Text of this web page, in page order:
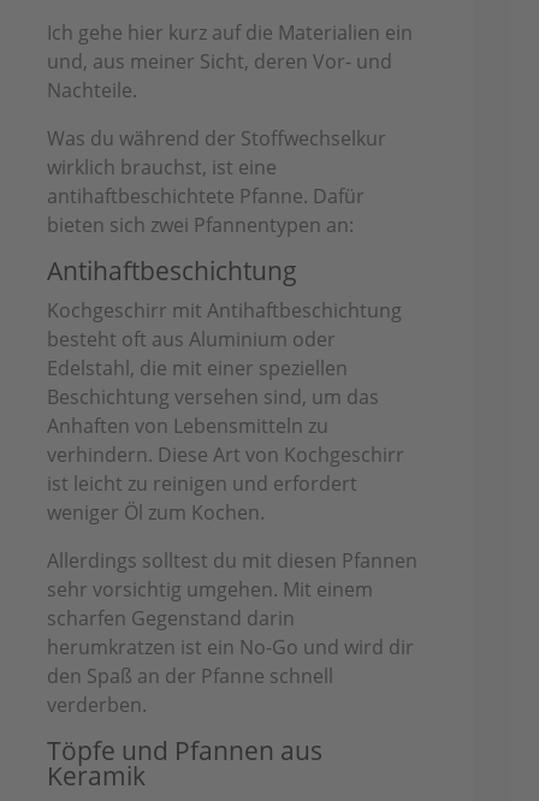
Ich gehe hier kurz auf die Materialien ein
und, aus meiner Sicht, deren Vor- und
Nachteile.
Was du während der Stoffwechselkur
wirklich brauchst, ist eine
antihaftbeschichtete Pfanne. Dafür
bieten sich zwei Pfannentypen an:
Antihaftbeschichtung
Kochgeschirr mit Antihaftbeschichtung
besteht oft aus Aluminium oder
Edelstahl, die mit einer speziellen
Beschichtung versehen sind, um das
Anhaften von Lebensmitteln zu
verhindern. Diese Art von Kochgeschirr
ist leicht zu reinigen und erfordert
weniger Öl zum Kochen.
Allerdings solltest du mit diesen Pfannen
sehr vorsichtig umgehen. Mit einem
scharfen Gegenstand darin
herumkratzen ist ein No-Go und wird dir
den Spaß an der Pfanne schnell
verderben.
Töpfe und Pfannen aus
Keramik